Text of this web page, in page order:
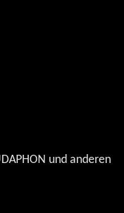
und anderen